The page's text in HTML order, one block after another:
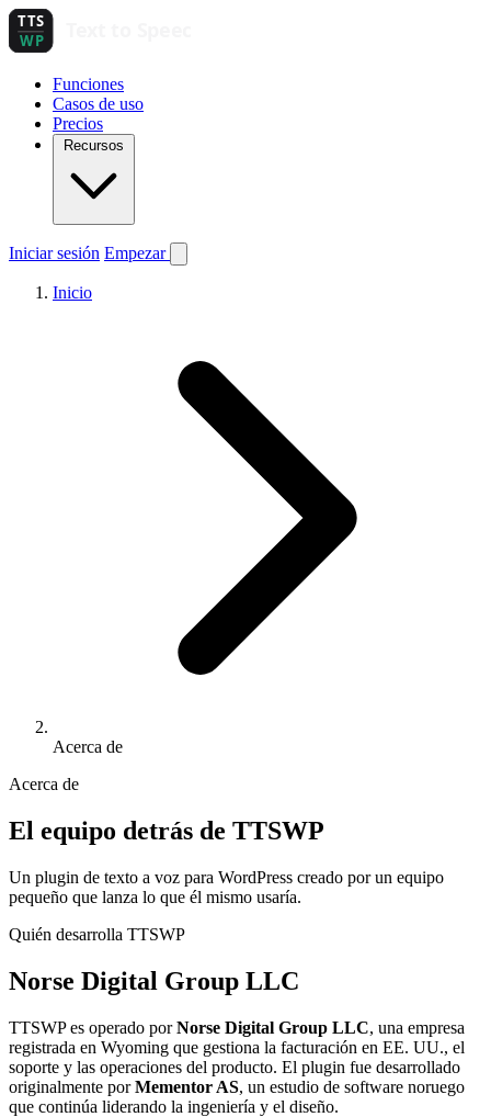
Funciones
Casos de uso
Precios
Recursos
Iniciar sesión Empezar
Inicio
Acerca de
Acerca de
El equipo detrás de TTSWP
Un plugin de texto a voz para WordPress creado por un equipo
pequeño que lanza lo que él mismo usaría.
Quién desarrolla TTSWP
Norse Digital Group LLC
TTSWP es operado porNorse Digital Group LLC, una empresa
registrada en Wyoming que gestiona la facturación en EE. UU., el
soporte y las operaciones del producto. El plugin fue desarrollado
originalmente porMementor AS, un estudio de software noruego
que continúa liderando la ingeniería y el diseño.